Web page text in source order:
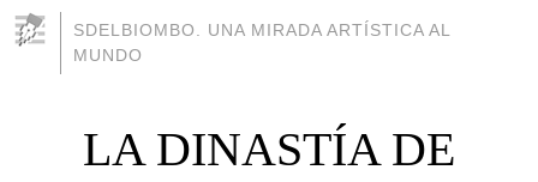
SDELBIOMBO. UNA MIRADA ARTÍSTICA AL
MUNDO
LA DINASTÍA DE